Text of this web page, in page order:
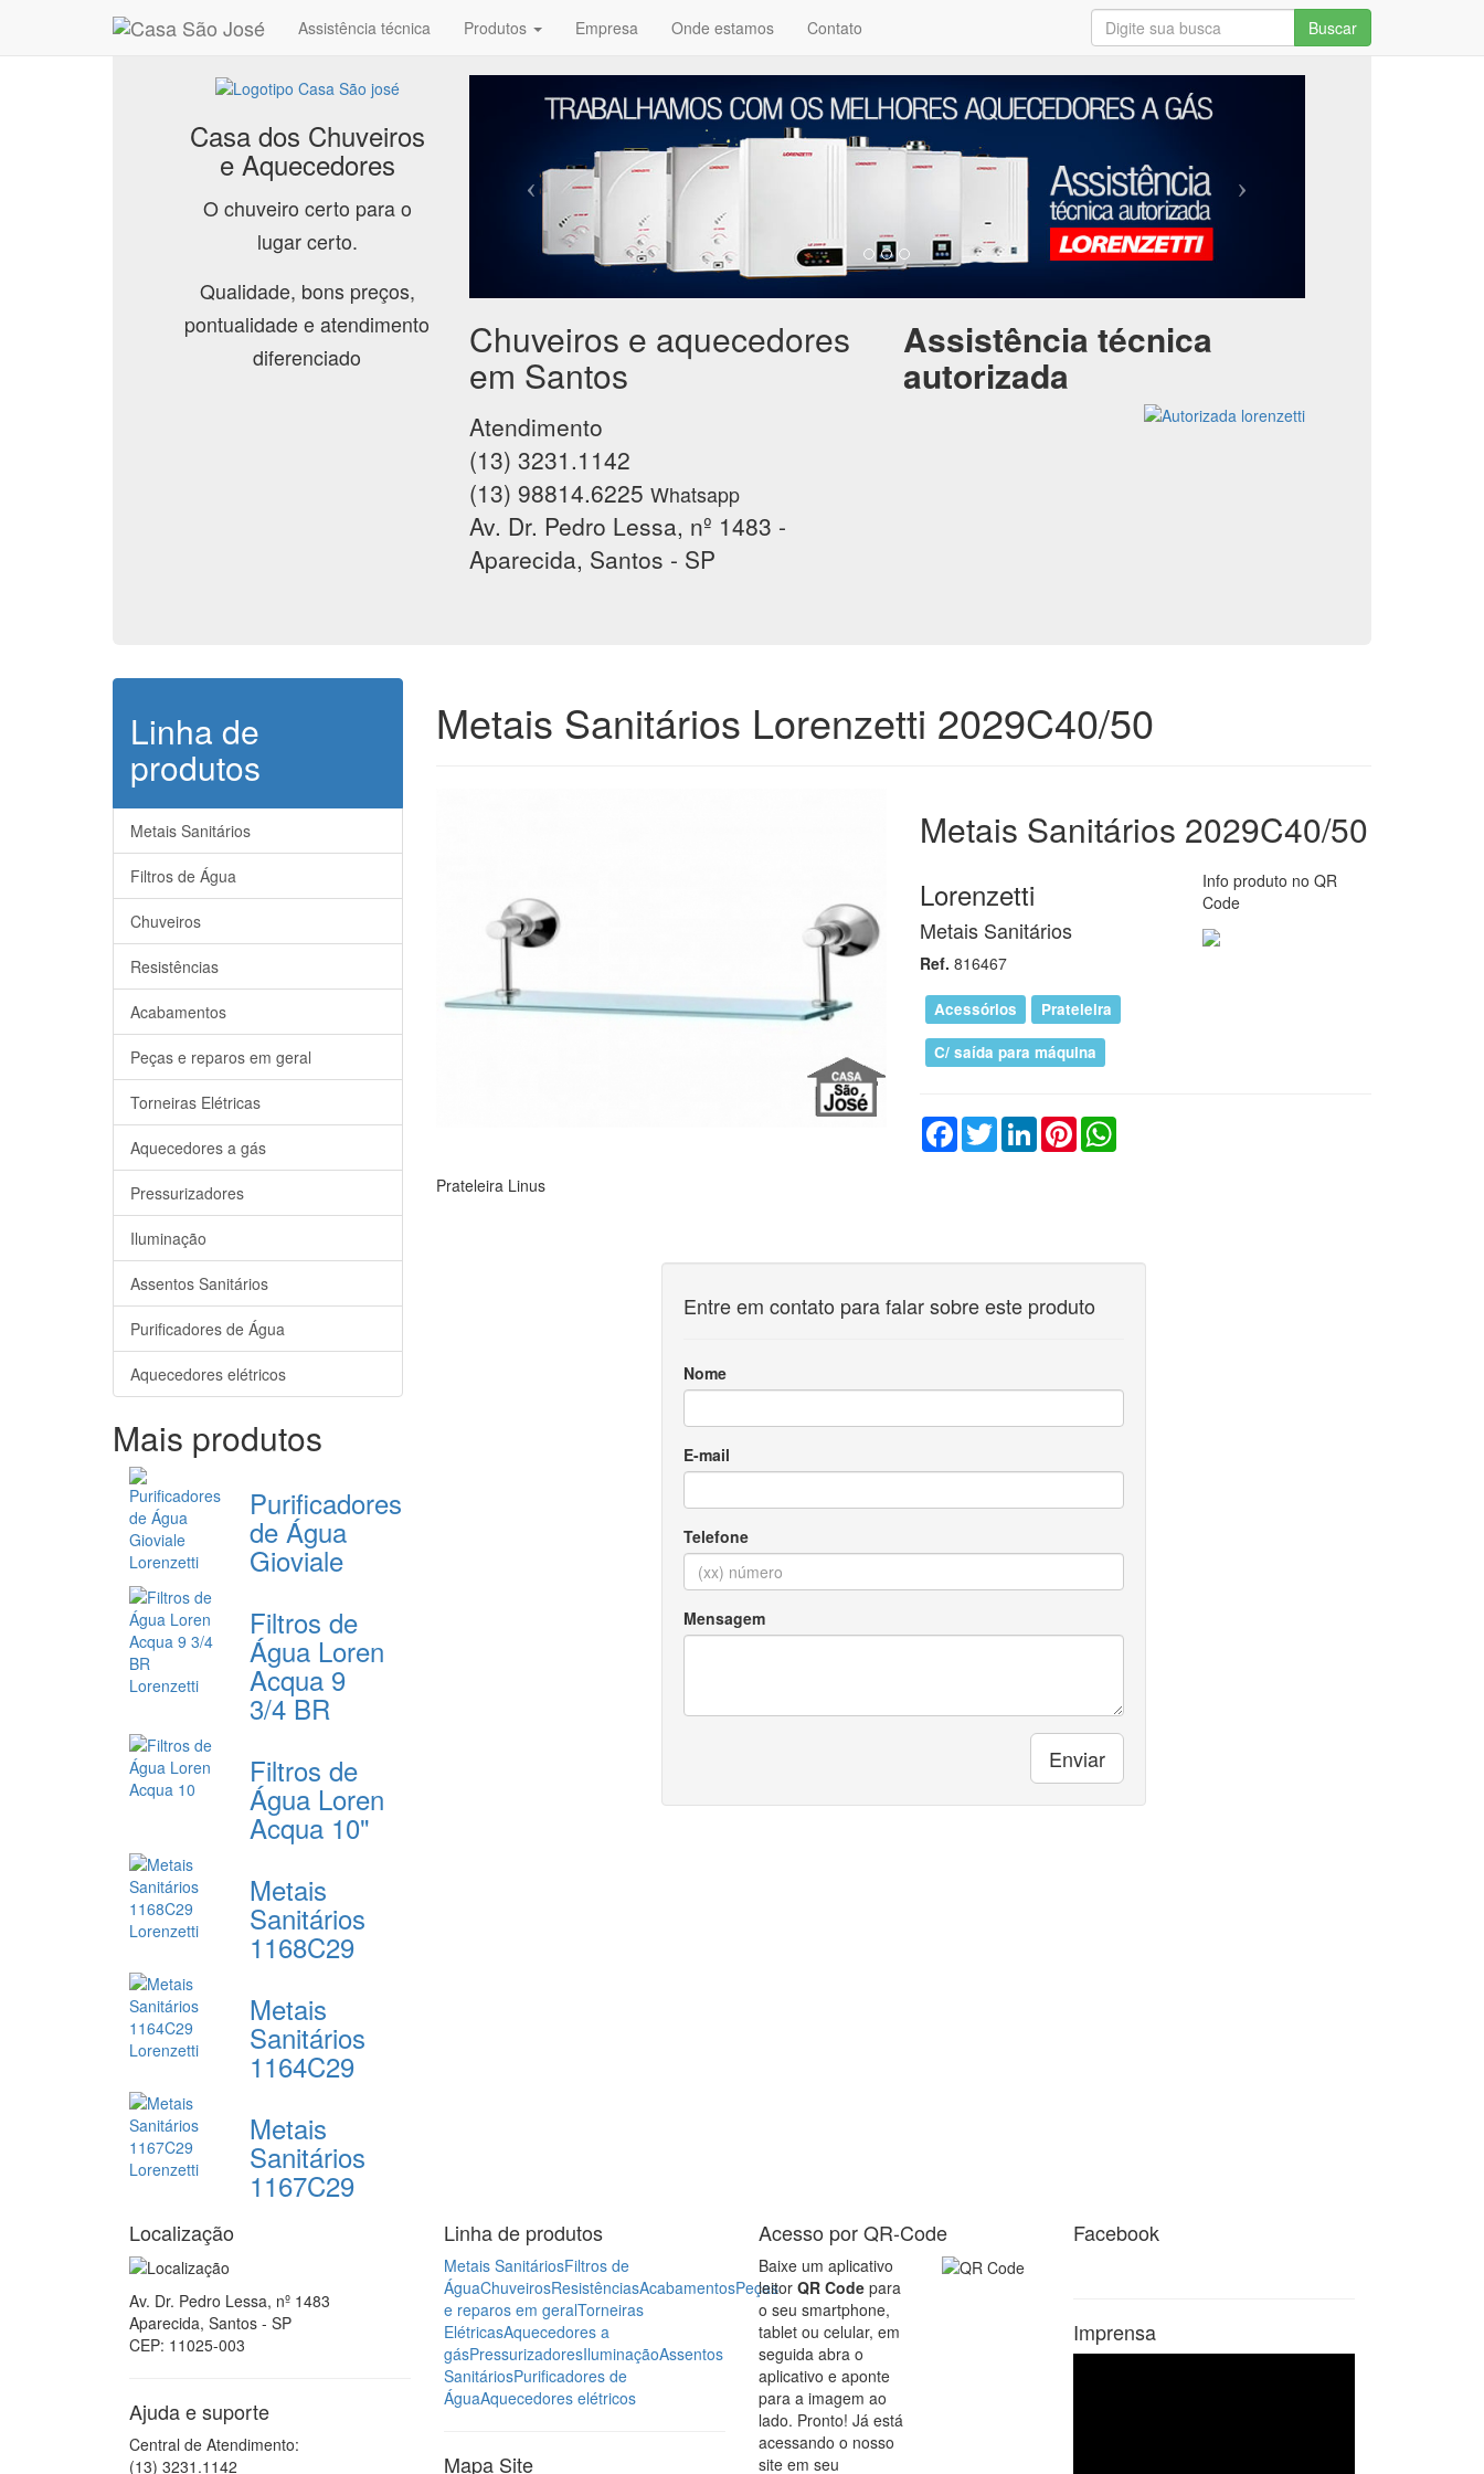
Assistência técnica Produtos Empresa Onde estamos Contato Buscar
Casa dos Chuveiros
e Aquecedores
O chuveiro certo para o
lugar certo.
Qualidade, bons preços,
pontualidade e atendimento
diferenciado
Chuveiros e aquecedores
em Santos
Atendimento
(13) 3231.1142
(13) 98814.6225 Whatsapp
Av. Dr. Pedro Lessa, nº 1483 -
Aparecida, Santos - SP
Assistência técnica
autorizada
Linha de
produtos
Metais Sanitários
Filtros de Água
Chuveiros
Resistências
Acabamentos
Peças e reparos em geral
Torneiras Elétricas
Aquecedores a gás
Pressurizadores
Iluminação
Assentos Sanitários
Purificadores de Água
Aquecedores elétricos
Mais produtos
Purificadores
de Água
Gioviale
Filtros de
Água Loren
Acqua 9
3/4 BR
Filtros de
Água Loren
Acqua 10"
Metais
Sanitários
1168C29
Metais
Sanitários
1164C29
Metais
Sanitários
1167C29
Metais Sanitários Lorenzetti 2029C40/50
Metais Sanitários 2029C40/50
Lorenzetti
Metais Sanitários
Ref. 816467
Acessórios Prateleira
C/ saída para máquina
Info produto no QR
Code
Facebook
TwitterLinkedInPinterest
Prateleira Linus
Entre em contato para falar sobre este produto
Nome
E-mail
Telefone
Mensagem
Enviar
Localização
Av. Dr. Pedro Lessa, nº 1483
Aparecida, Santos - SP
CEP: 11025-003
Ajuda e suporte
Central de Atendimento:
(13) 3231.1142
Linha de produtos
Metais SanitáriosFiltros de
ÁguaChuveirosResistênciasAcabamentosPeças
e reparos em geralTorneiras
ElétricasAquecedores a
gásPressurizadoresIluminaçãoAssentos
SanitáriosPurificadores de
ÁguaAquecedores elétricos
Mapa Site
Acesso por QR-Code
Baixe um aplicativo
leitor QR Code para
o seu smartphone,
tablet ou celular, em
seguida abra o
aplicativo e aponte
para a imagem ao
lado. Pronto! Já está
acessando o nosso
site em seu
Facebook
Imprensa